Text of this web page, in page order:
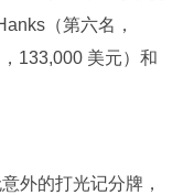
（第六名，
133,000 美元）和
外的打光记分牌，